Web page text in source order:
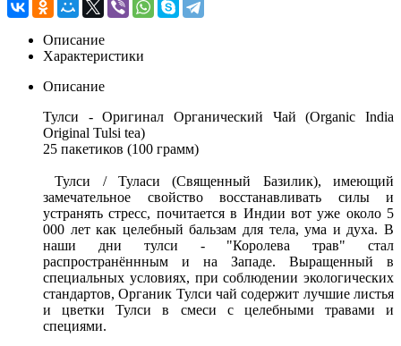
Описание
Характеристики
Описание
Тулси - Оригинал Органический Чай (Organic India
Original Tulsi tea)
25 пакетиков (100 грамм)
Тулси / Туласи (Священный Базилик), имеющий
замечательное свойство восстанавливать силы и
устранять стресс, почитается в Индии вот уже около 5
000 лет как целебный бальзам для тела, ума и духа. В
наши дни тулси - "Королева трав" стал
распространённным и на Западе. Выращенный в
специальных условиях, при соблюдении экологических
стандартов, Органик Тулси чай содержит лучшие листья
и цветки Тулси в смеси с целебными травами и
специями.